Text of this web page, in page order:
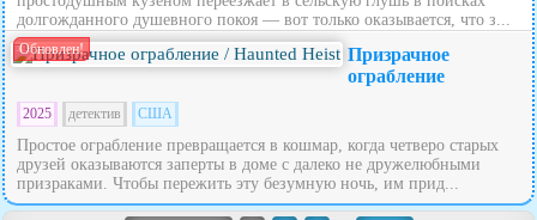
долгожданного душевного покоя — вот только оказывается, что з...
Обновлен!
Призрачное
ограбление
2025 детектив США
Простое ограбление превращается в кошмар, когда четверо старых
друзей оказываются заперты в доме с далеко не дружелюбными
призраками. Чтобы пережить эту безумную ночь, им прид...